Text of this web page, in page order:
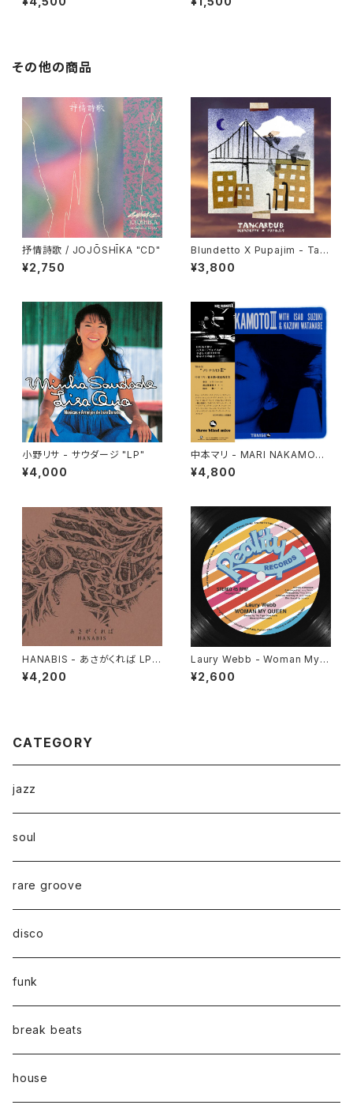
した
その他の商品
抒情詩歌 / JOJŌSHĪKA "CD"
¥2,750
Blundetto X Pupajim - Tan
cardub "LP"
¥3,800
小野リサ - サウダージ "LP"
¥4,000
中本マリ - MARI NAKAMOT
O III "LP"
¥4,800
HANABIS - あさがくれば LP v
ersion "2LP"
¥4,200
Laury Webb - Woman My
Queen "12"
¥2,600
CATEGORY
jazz
soul
rare groove
disco
funk
break beats
house